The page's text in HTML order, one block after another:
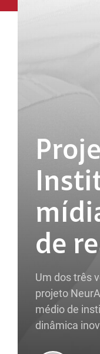
de
Um dos três
projeto
médio de
dinâmica